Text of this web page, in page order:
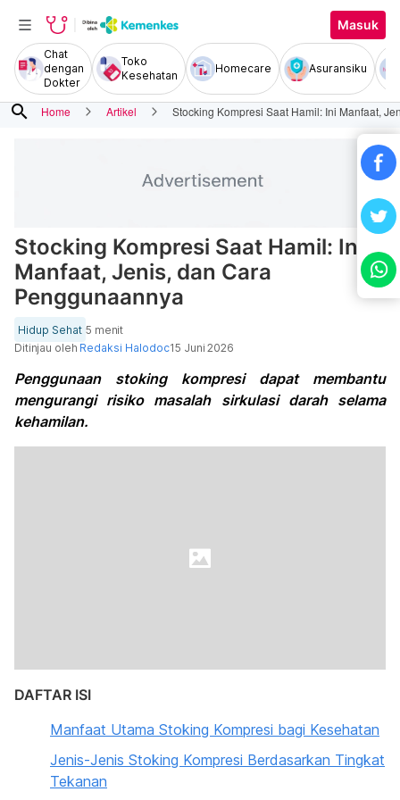
Masuk
Chat
dengan
Dokter
Toko
Kesehatan
Homecare Asuransiku
search Home Artikel Stocking Kompresi Saat Hamil: Ini Manfaat,
Stocking Kompresi Saat Hamil: Ini
Manfaat, Jenis, dan Cara
Penggunaannya
Hidup Sehat 5 menit
Ditinjau oleh Redaksi Halodoc15 Juni 2026
Penggunaan stoking kompresi dapat membantu
mengurangi risiko masalah sirkulasi darah selama
kehamilan.
DAFTAR ISI
Manfaat Utama Stoking Kompresi bagi Kesehatan
Jenis-Jenis Stoking Kompresi Berdasarkan Tingkat
Tekanan